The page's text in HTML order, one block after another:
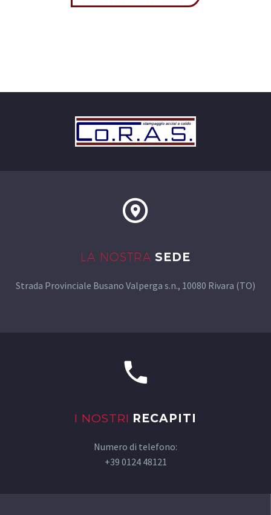
LA NOSTRA SEDE
Strada Provinciale Busano Valperga s.n., 10080 Rivara (TO)
I NOSTRI RECAPITI
Numero di telefono:
+39 0124 48121